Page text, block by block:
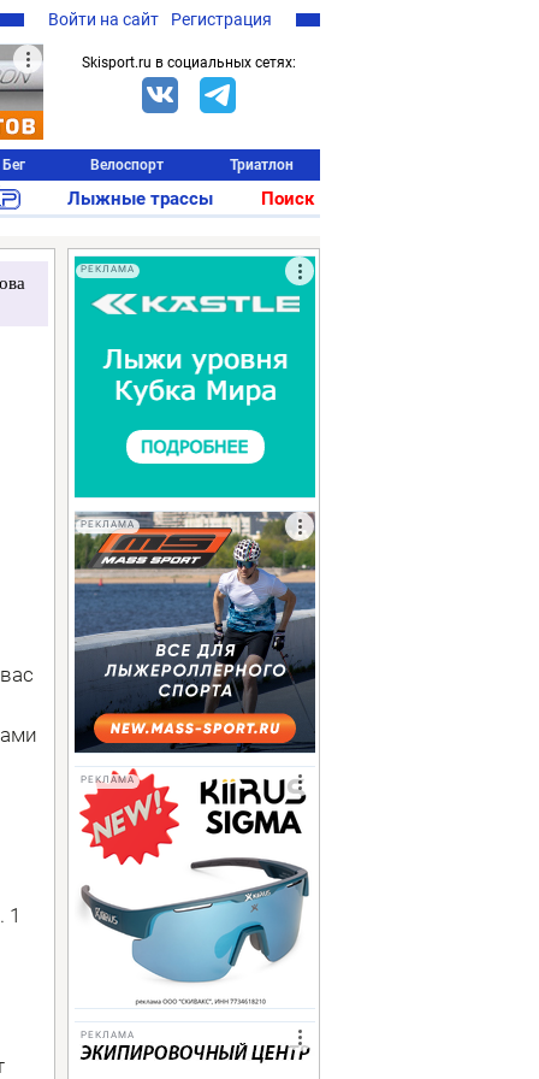
Войти на сайт Регистрация
Skisport.ru в социальных сетях:
Бег Велоспорт Триатлон
Лыжные трассы Поиск
1
РЕКЛАМА
РЕКЛАМА
РЕКЛАМА
РЕКЛАМА